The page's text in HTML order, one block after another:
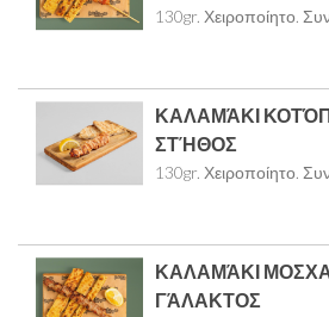
130gr. Χειροποίητο.
ΚΑΛΑΜΆΚΙ
ΣΤΉΘΟΣ
130gr. Χειροποίητο.
ΚΑΛΑΜΆΚΙ
ΓΆΛΑΚΤΟΣ